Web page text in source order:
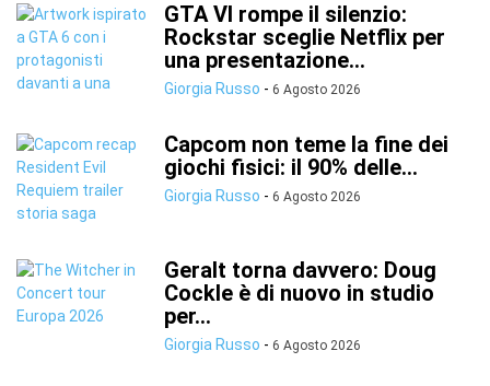
GTA VI rompe il silenzio:
Rockstar sceglie Netflix per
una presentazione...
Giorgia Russo - 6 Agosto 2026
Capcom non teme la fine dei
giochi fisici: il 90% delle...
Giorgia Russo - 6 Agosto 2026
Geralt torna davvero: Doug
Cockle è di nuovo in studio
per...
Giorgia Russo - 6 Agosto 2026